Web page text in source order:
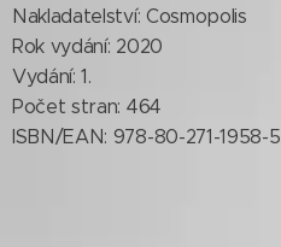
Nakladatelství: Cosmopolis
Rok vydání: 2020
Vydání: 1.
Počet stran: 464
ISBN/EAN: 978-80-271-1958-5